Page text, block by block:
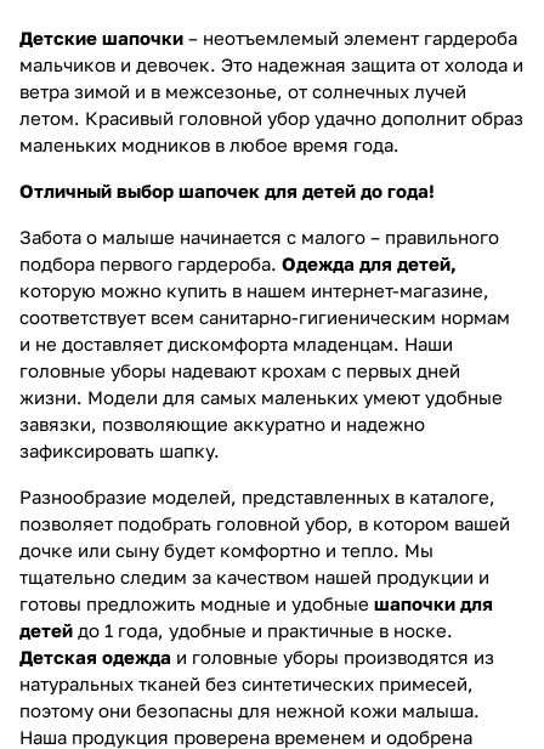
Детские шапочки – неотъемлемый элемент гардероба
мальчиков и девочек. Это надежная защита от холода и
ветра зимой и в межсезонье, от солнечных лучей
летом. Красивый головной убор удачно дополнит образ
маленьких модников в любое время года.
Отличный выбор шапочек для детей до года!
Забота о малыше начинается с малого – правильного
подбора первого гардероба. Одежда для детей,
которую можно купить в нашем интернет-магазине,
соответствует всем санитарно-гигиеническим нормам
и не доставляет дискомфорта младенцам. Наши
головные уборы надевают крохам с первых дней
жизни. Модели для самых маленьких умеют удобные
завязки, позволяющие аккуратно и надежно
зафиксировать шапку.
Разнообразие моделей, представленных в каталоге,
позволяет подобрать головной убор, в котором вашей
дочке или сыну будет комфортно и тепло. Мы
тщательно следим за качеством нашей продукции и
готовы предложить модные и удобные шапочки для
детей до 1 года, удобные и практичные в носке.
Детская одежда и головные уборы производятся из
натуральных тканей без синтетических примесей,
поэтому они безопасны для нежной кожи малыша.
Наша продукция проверена временем и одобрена